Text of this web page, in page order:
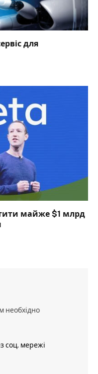
для
майже $1 млрд
необхідно
соц. мережі